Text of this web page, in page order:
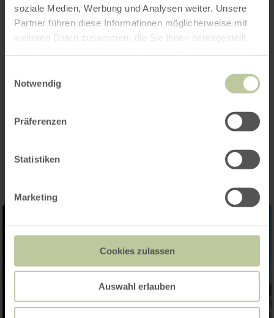
soziale Medien, Werbung und Analysen weiter. Unsere
Partner führen diese Informationen möglicherweise mit
weiteren Daten zusammen, die Sie ihnen bereitgestellt
Notwendig
Präferenzen
Statistiken
Marketing
Cookies zulassen
Auswahl erlauben
Kenmerken / bijzonderheden
Categorieën
Aantal zitplaatsen
Impressies